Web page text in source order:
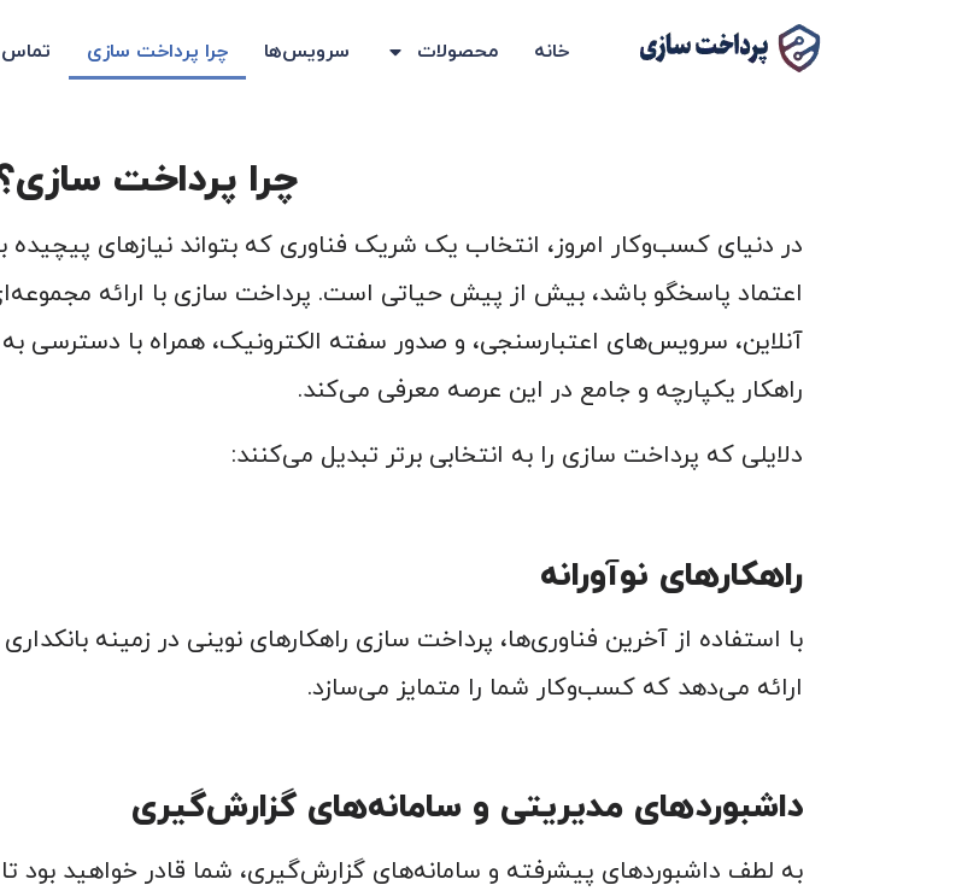
خانه محصولات سرویس‌ها چرا پرداخت سازی تماس
چرا پرداخت
در دنیای کسب‌وکار امروز، انتخاب یک شریک فناوری که بتواند نیازهای پیچیده
اعتماد پاسخگو باشد، بیش از پیش حیاتی است. پرداخت سازی با ارائه
راهکار یکپارچه و جامع در این عرصه معرفی می‌کند.
دلایلی که پرداخت سازی را به انتخابی برتر تبدیل می‌کنند:
راهکارهای نوآورانه
با استفاده از آخرین فناوری‌ها، پرداخت سازی راهکارهای نوینی در زمینه
ارائه می‌دهد که کسب‌وکار شما را متمایز می‌سازد.
داشبوردهای مدیریتی و سامانه‌های گزارش‌گیری
به لطف داشبوردهای پیشرفته و سامانه‌های گزارش‌گیری، شما قادر خواهید بود